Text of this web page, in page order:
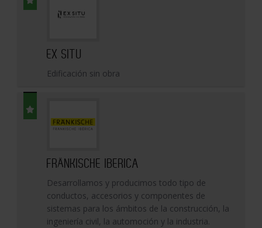
EX SITU
Edificación sin obra
FRÄNKISCHE IBERICA
Desarrollamos y producimos todo tipo de
conductos, accesorios y componentes de
sistemas para los ámbitos de la construcción, la
ingeniería civil, la automoción y la industria.